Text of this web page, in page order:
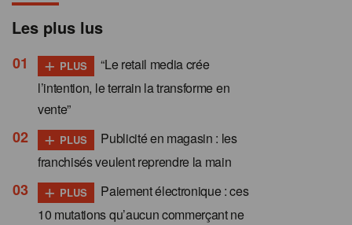
Les plus lus
+ PLUS
“Le retail media crée
l’intention, le terrain la transforme en
vente”
+ PLUS
Publicité en magasin : les
franchisés veulent reprendre la main
+ PLUS
Paiement électronique : ces
10 mutations qu’aucun commerçant ne